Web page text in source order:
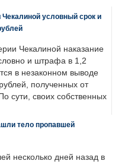
условный срок и
Чекалиной наказание
и штрафа в 1,2
в незаконном выводе
полученных от
сути, своих собственных
тело пропавшей
несколько дней назад в